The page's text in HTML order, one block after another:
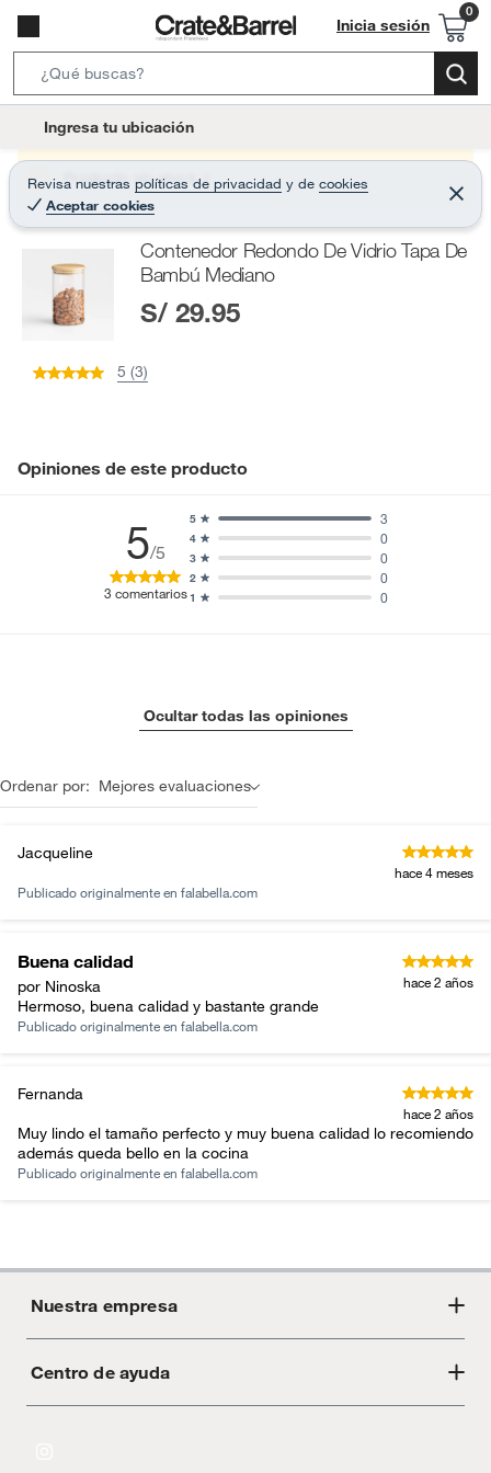
Inicia sesión
e
r
c
B
a
t
Ingresa tu ubicación
Revisa nuestras políticas de privacidad y de cookies
Aceptar cookies
C
e
r
a
r
Producto sin stock :(
Contenedor Redondo De Vidrio Tapa De
Bambú Mediano
S/ 29.95
5 (3)
Opiniones de este producto
5/5
3 comentarios1 0
2 0
3 0
4 0
5 3
Ocultar todas las opiniones
Ordenar por: Mejores evaluaciones
Jacqueline
hace 4 meses
Publicado originalmente en falabella.com
Buena calidad
por Ninoska hace 2 años
Hermoso, buena calidad y bastante grande
Publicado originalmente en falabella.com
Fernanda
hace 2 años
Muy lindo el tamaño perfecto y muy buena calidad lo recomiendo
además queda bello en la cocina
Publicado originalmente en falabella.com
Nuestra empresa
Acerca de Crate
Centro de ayuda